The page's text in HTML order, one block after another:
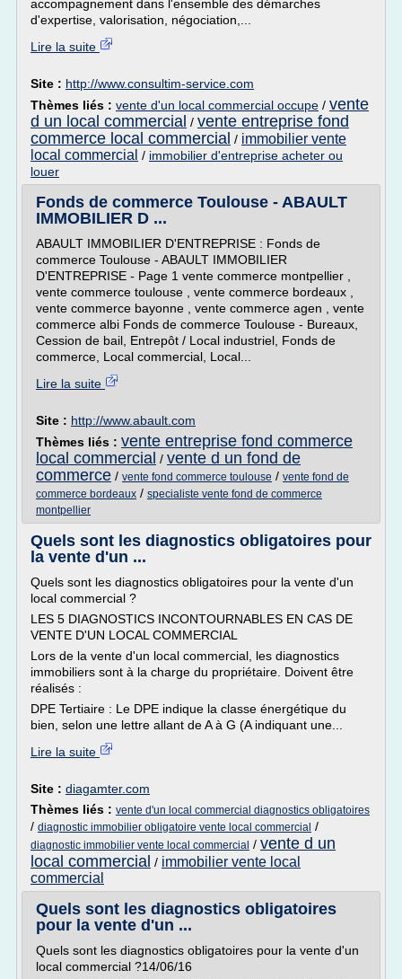
accompagnement dans l'ensemble des démarches
d'expertise, valorisation, négociation,...
Lire la suite
Site : http://www.consultim-service.com
Thèmes liés : vente d'un local commercial occupe / vente
d un local commercial / vente entreprise fond
commerce local commercial / immobilier vente
local commercial / immobilier d'entreprise acheter ou
louer
Fonds de commerce Toulouse - ABAULT
IMMOBILIER D ...
ABAULT IMMOBILIER D'ENTREPRISE : Fonds de
commerce Toulouse - ABAULT IMMOBILIER
D'ENTREPRISE - Page 1 vente commerce montpellier ,
vente commerce toulouse , vente commerce bordeaux ,
vente commerce bayonne , vente commerce agen , vente
commerce albi Fonds de commerce Toulouse - Bureaux,
Cession de bail, Entrepôt / Local industriel, Fonds de
commerce, Local commercial, Local...
Lire la suite
Site : http://www.abault.com
Thèmes liés : vente entreprise fond commerce
local commercial / vente d un fond de
commerce / vente fond commerce toulouse / vente fond de
commerce bordeaux / specialiste vente fond de commerce
montpellier
Quels sont les diagnostics obligatoires pour
la vente d'un ...
Quels sont les diagnostics obligatoires pour la vente d'un
local commercial ?
LES 5 DIAGNOSTICS INCONTOURNABLES EN CAS DE
VENTE D'UN LOCAL COMMERCIAL
Lors de la vente d'un local commercial, les diagnostics
immobiliers sont à la charge du propriétaire. Doivent être
réalisés :
DPE Tertiaire : Le DPE indique la classe énergétique du
bien, selon une lettre allant de A à G (A indiquant une...
Lire la suite
Site : diagamter.com
Thèmes liés : vente d'un local commercial diagnostics obligatoires
/ diagnostic immobilier obligatoire vente local commercial /
diagnostic immobilier vente local commercial / vente d un
local commercial / immobilier vente local
commercial
Quels sont les diagnostics obligatoires
pour la vente d'un ...
Quels sont les diagnostics obligatoires pour la vente d'un
local commercial ?14/06/16